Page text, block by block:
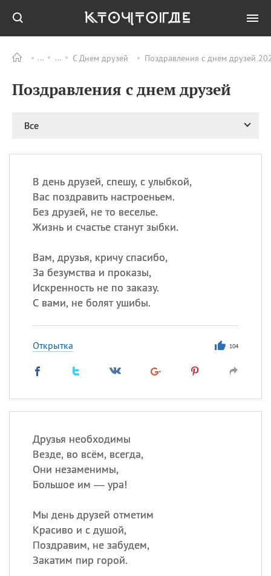
С Днем друзей Поздравления с днем друзей
Поздравления с днем друзей
Все
В день друзей, спешу, с улыбкой,
Вас поздравить настроеньем.
Без друзей, не то веселье.
Жизнь и счастье станут зыбки.
Вам, друзья, кричу спасибо,
За безумства и проказы,
Искренность не по заказу.
С вами, не болят ушибы.
Открытка 104
Друзья необходимы
Везде, во всём, всегда,
Они незаменимы,
Большое им — ура!
Мы день друзей отметим
Красиво и с душой,
Поздравим, не забудем,
Закатим пир горой.
ПРАЗДНИКИ Все
08.08 День «Счастье
случается» (Happiness
День мира в Аугсбурге
великомученика
Пантелеймона –
покровителя всех
врачей и целителя
больных
Lovers Day)
ИМЕНА
происхождение